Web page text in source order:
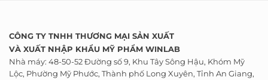
CÔNG TY TNHH THƯƠNG MẠI SẢN XUẤT
VÀ XUẤT NHẬP KHẨU MỸ PHẨM WINLAB
Nhà máy: 48-50-52 Đường số 9, Khu Tây Sông Hậu, Khóm Mỹ
Lộc, Phường Mỹ Phước, Thành phố Long Xuyên, Tỉnh An Giang,